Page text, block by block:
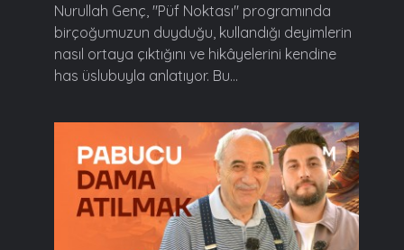
Nurullah Genç, "Püf Noktası" programında
birçoğumuzun duyduğu, kullandığı deyimlerin
nasıl ortaya çıktığını ve hikâyelerini kendine
has üslubuyla anlatıyor. Bu...